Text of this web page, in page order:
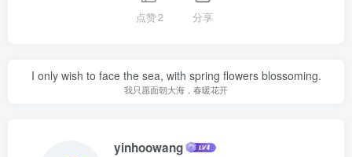
点赞2 分享
I only wish to face the sea, with spring flowers blossoming.
我只愿面朝大海，春暖花开
yinhoowang